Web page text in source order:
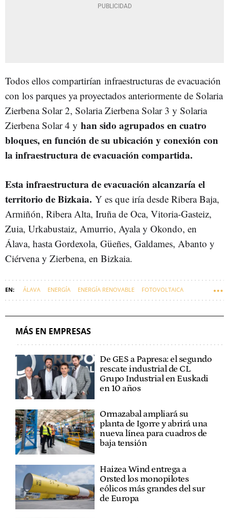
Todos ellos compartirían infraestructuras de evacuación
con los parques ya proyectados anteriormente de Solaria
Zierbena Solar 2, Solaria Zierbena Solar 3 y Solaria
Zierbena Solar 4 y han sido agrupados en cuatro
bloques, en función de su ubicación y conexión con
la infraestructura de evacuación compartida.
Esta infraestructura de evacuación alcanzaría el
territorio de Bizkaia. Y es que iría desde Ribera Baja,
Armiñón, Ribera Alta, Iruña de Oca, Vitoria-Gasteiz,
Zuia, Urkabustaiz, Amurrio, Ayala y Okondo, en
Álava, hasta Gordexola, Güeñes, Galdames, Abanto y
Ciérvena y Zierbena, en Bizkaia.
ÁLAVA ENERGÍA ENERGÍA RENOVABLE FOTOVOLTAICA
MÁS EN EMPRESAS
De GES a Papresa: el segundo
rescate industrial de CL
Grupo Industrial en Euskadi
en 10 años
Ormazabal ampliará su
planta de Igorre y abrirá una
nueva línea para cuadros de
baja tensión
Haizea Wind entrega a
Orsted los monopilotes
eólicos más grandes del sur
de Europa